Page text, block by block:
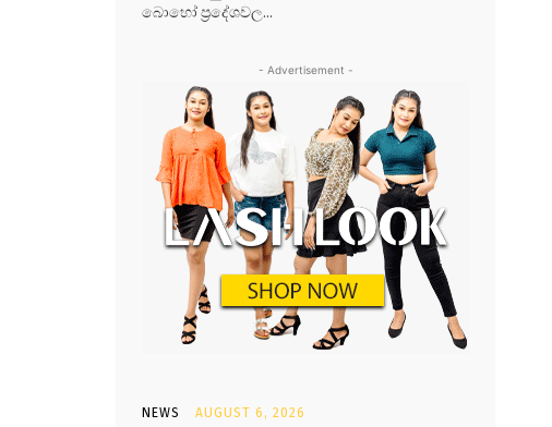
බොහෝ ප්‍රදේශවල...
- Advertisement -
NEWS AUGUST 6, 2026